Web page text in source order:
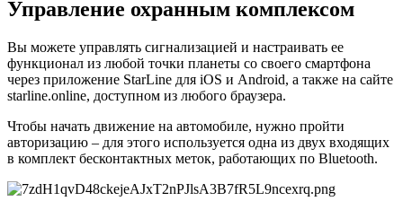
Управление охранным комплексом
Вы можете управлять сигнализацией и настраивать ее
функционал из любой точки планеты со своего смартфона
через приложение StarLine для iOS и Android, а также на сайте
starline.online, доступном из любого браузера.
Чтобы начать движение на автомобиле, нужно пройти
авторизацию – для этого используется одна из двух входящих
в комплект бесконтактных меток, работающих по Bluetooth.